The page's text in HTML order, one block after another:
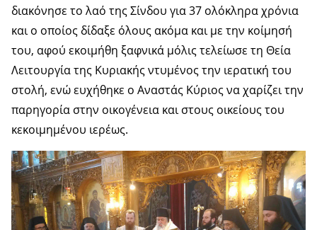
διακόνησε το λαό της Σίνδου για 37 ολόκληρα χρόνια
και ο οποίος δίδαξε όλους ακόμα και με την κοίμησή
του, αφού εκοιμήθη ξαφνικά μόλις τελείωσε τη Θεία
Λειτουργία της Κυριακής ντυμένος την ιερατική του
στολή, ενώ ευχήθηκε ο Αναστάς Κύριος να χαρίζει την
παρηγορία στην οικογένεια και στους οικείους του
κεκοιμημένου ιερέως.